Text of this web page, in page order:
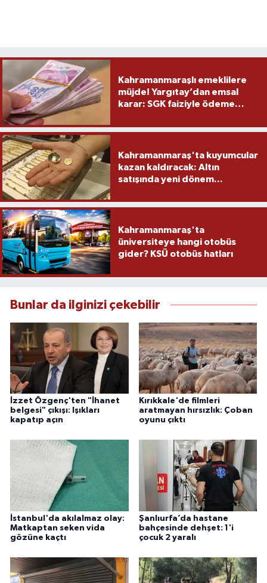
Kahramanmaraşlı emeklilere
müjde! Yargıtay’dan emsal
karar: SGK faiziyle ödeme
Kahramanmaraş'ta kuyumcular
kazan kaldıracak: Altın
satışında yeni dönem...
Kahramanmaraş'ta
üniversiteye hangi otobüs
gider? KSÜ otobüs hatları
Bunlar da ilginizi çekebilir
İzzet Özgenç'ten "İhanet
belgesi" çıkışı: Işıkları
kapatıp açın
Kırıkkale'de filmleri
aratmayan hırsızlık: Çoban
oyunu çıktı
İstanbul'da akılalmaz olay:
Matkaptan seken vida
gözüne kaçtı
Şanlıurfa’da hastane
bahçesinde dehşet: 1'i
çocuk 2 yaralı